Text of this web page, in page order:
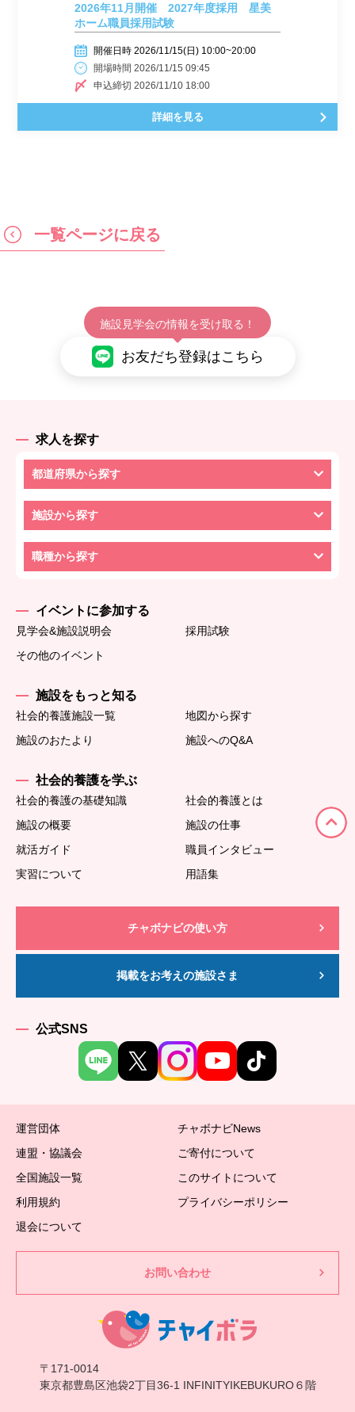
2026年11月開催 2027年度採用 星美
ホーム職員採用試験
開催日時 2026/11/15(日) 10:00~20:00
開場時間 2026/11/15 09:45
申込締切 2026/11/10 18:00
詳細を見る
一覧ページに戻る
施設見学会の情報を受け取る！
お友だち登録はこちら
求人を探す
都道府県から探す
施設から探す
職種から探す
イベントに参加する
見学会&施設説明会
採用試験
その他のイベント
施設をもっと知る
社会的養護施設一覧
地図から探す
施設のおたより
施設へのQ&A
社会的養護を学ぶ
社会的養護の基礎知識
社会的養護とは
施設の概要
施設の仕事
就活ガイド
職員インタビュー
実習について
用語集
チャボナビの使い方
掲載をお考えの施設さま
公式SNS
運営団体
チャボナビNews
連盟・協議会
ご寄付について
全国施設一覧
このサイトについて
利用規約
プライバシーポリシー
退会について
お問い合わせ
〒171-0014
東京都豊島区池袋2丁目36-1 INFINITYIKEBUKURO６階